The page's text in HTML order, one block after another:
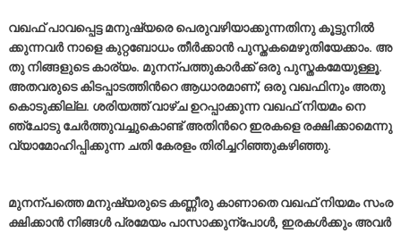
വ​ഖ​ഫ് പാ​വ​പ്പെ​ട്ട മ​നു​ഷ്യ​രെ പെ​രു​വ​ഴി​യാ​ക്കു​ന്ന​തി​നു കൂ​ട്ടു​നി​ൽ​
ക്കു​ന്ന​വ​ർ നാ​ളെ കു​റ്റ​ബോ​ധം തീ​ർ​ക്കാ​ൻ പു​സ്ത​ക​മെ​ഴു​തി​യേ​ക്കാം. അ​
തു നി​ങ്ങ​ളു​ടെ കാ​ര്യം. മു​ന​ന്പ​ത്തു​കാ​ർ​ക്ക് ഒ​രു പു​സ്ത​ക​മേ​യു​ള്ളൂ.
അ​ത​വ​രു​ടെ കി​ട​പ്പാ​ട​ത്തി​ന്‍റെ ആ​ധാ​ര​മാ​ണ്; ഒ​രു വ​ഖ​ഫി​നും അ​തു
കൊ​ടു​ക്കി​ല്ല. ശ​രി​യ​ത്ത് വാ​ഴ്ച ഉ​റ​പ്പാ​ക്കു​ന്ന വ​ഖ​ഫ് നി​യ​മം നെ​
ഞ്ചോ​ടു ചേ​ർ​ത്തു​വ​ച്ചു​കൊ​ണ്ട് അ​തി​ന്‍റെ ഇ​ര​ക​ളെ ര​ക്ഷി​ക്കാ​മെ​ന്നു
വ്യാ​മോ​ഹി​പ്പി​ക്കു​ന്ന ച​തി കേ​ര​ളം തി​രി​ച്ച​റി​ഞ്ഞു​ക​ഴി​ഞ്ഞു.
മു​ന​ന്പ​ത്തെ മ​നു​ഷ്യ​രു​ടെ ക​ണ്ണീ​രു കാ​ണാ​തെ വ​ഖ​ഫ് നി​യ​മം സം​ര​
ക്ഷി​ക്കാ​ൻ നി​ങ്ങ​ൾ പ്ര​മേ​യം പാ​സാ​ക്കു​ന്പോ​ൾ, ഇ​ര​ക​ൾ​ക്കും അ​വ​ർ​